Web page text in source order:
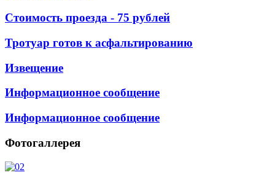
Стоимость проезда - 75 рублей
Тротуар готов к асфальтированию
Извещение
Информационное сообщение
Информационное сообщение
Фотогаллерея